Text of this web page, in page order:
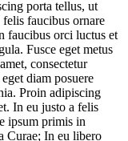
porta tellus, ut
faucibus ornare
faucibus orci luctus et
Fusce eget metus
consectetur
diam posuere
Proin adipiscing
In eu justo a felis
ipsum primis in
Curae; In eu libero